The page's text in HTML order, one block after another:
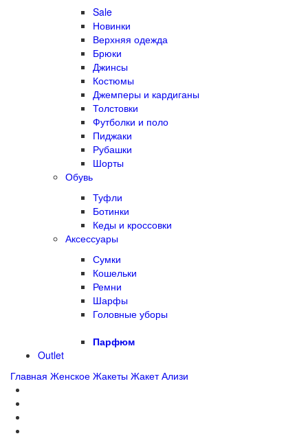
Sale
Новинки
Верхняя одежда
Брюки
Джинсы
Костюмы
Джемперы и кардиганы
Толстовки
Футболки и поло
Пиджаки
Рубашки
Шорты
Обувь
Туфли
Ботинки
Кеды и кроссовки
Аксессуары
Сумки
Кошельки
Ремни
Шарфы
Головные уборы
Парфюм
Outlet
Главная Женское Жакеты Жакет Ализи